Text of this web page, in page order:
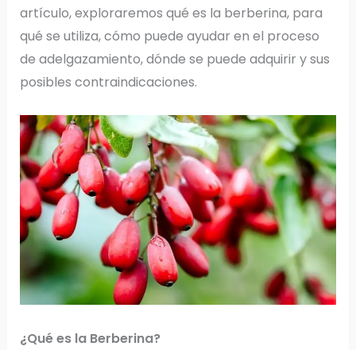
artículo, exploraremos qué es la berberina, para
qué se utiliza, cómo puede ayudar en el proceso
de adelgazamiento, dónde se puede adquirir y sus
posibles contraindicaciones.
¿Qué es la Berberina?